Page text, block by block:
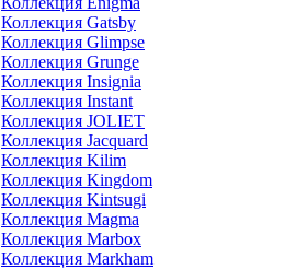
Коллекция Gatsby
Коллекция Glimpse
Коллекция Grunge
Коллекция Insignia
Коллекция Instant
Коллекция JOLIET
Коллекция Jacquard
Коллекция Kilim
Коллекция Kingdom
Коллекция Kintsugi
Коллекция Magma
Коллекция Marbox
Коллекция Markham